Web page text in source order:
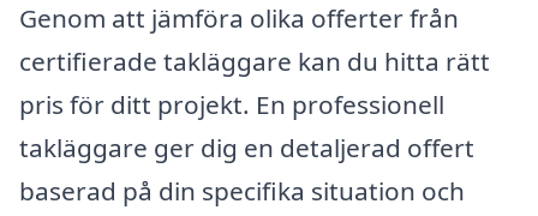
Genom att jämföra olika offerter från
certifierade takläggare kan du hitta rätt
pris för ditt projekt. En professionell
takläggare ger dig en detaljerad offert
baserad på din specifika situation och